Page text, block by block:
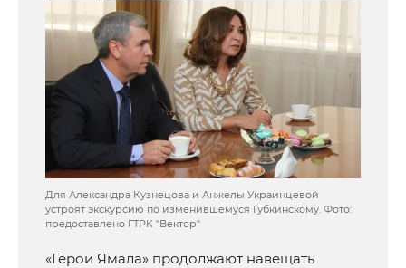
Для Александра Кузнецова и Анжелы Украинцевой
устроят экскурсию по изменившемуся Губкинскому. Фото:
предоставлено ГТРК "Вектор"
«Герои Ямала» продолжают навещать